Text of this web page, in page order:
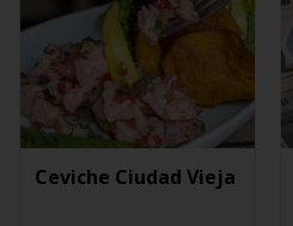
Ceviche Ciudad Vieja